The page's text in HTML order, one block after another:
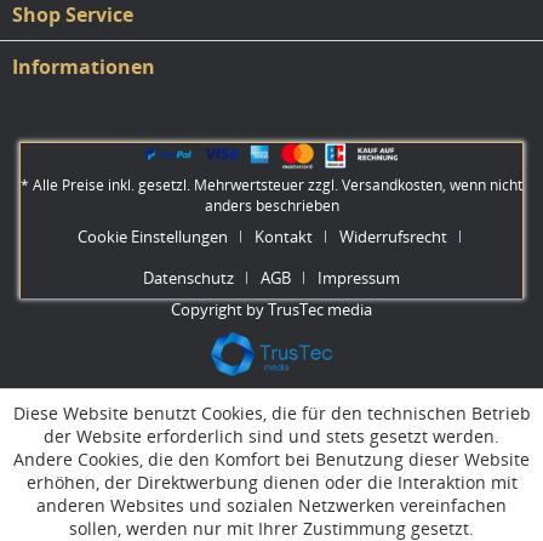
Shop Service
Informationen
* Alle Preise inkl. gesetzl. Mehrwertsteuer zzgl.Versandkosten, wenn nicht
anders beschrieben
Cookie Einstellungen Kontakt
Widerrufsrecht
Datenschutz
AGB
Impressum
Copyright by TrusTec media
Diese Website benutzt Cookies, die für den technischen Betrieb
der Website erforderlich sind und stets gesetzt werden.
Andere Cookies, die den Komfort bei Benutzung dieser Website
erhöhen, der Direktwerbung dienen oder die Interaktion mit
anderen Websites und sozialen Netzwerken vereinfachen
sollen, werden nur mit Ihrer Zustimmung gesetzt.